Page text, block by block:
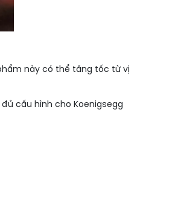
này có thể tăng tốc từ vị
cấu hình cho Koenigsegg